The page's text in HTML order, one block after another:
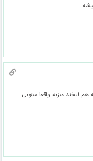
.
لبخند میزنه واقعا میتونی